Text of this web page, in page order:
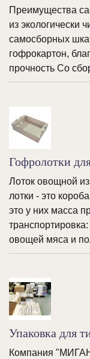
Преимущества
из экологически
самосборных
гофрокартон,
прочность Со
Гофролотки
Лоток овощной
лотки - это
это у них масса
овощей мяса и
Упаковка для
Компания